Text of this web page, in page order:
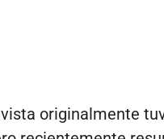
originalmente